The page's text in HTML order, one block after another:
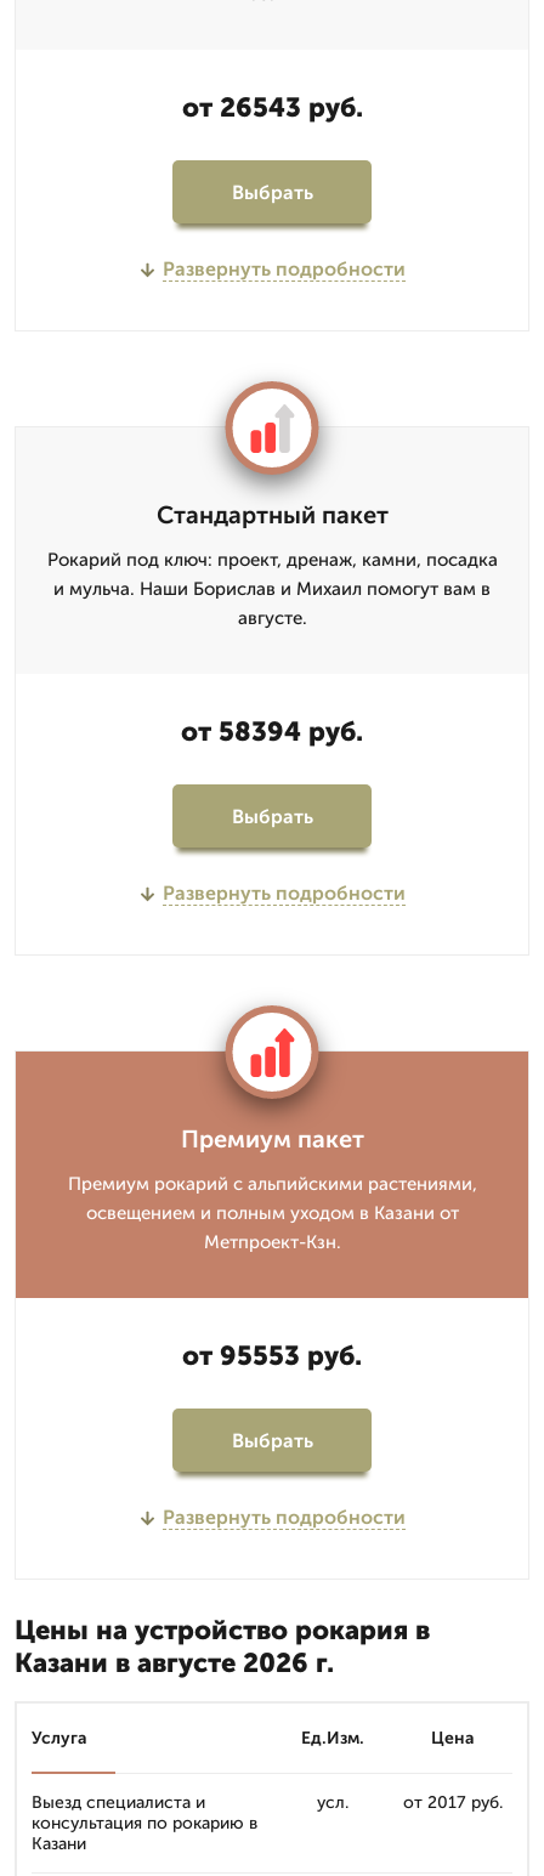
от 26543 руб.
Выбрать
Развернуть подробности
Стандартный пакет
Рокарий под ключ: проект, дренаж, камни, посадка
и мульча. Наши Борислав и Михаил помогут вам в
августе.
от 58394 руб.
Выбрать
Развернуть подробности
Премиум пакет
Премиум рокарий с альпийскими растениями,
освещением и полным уходом в Казани от
Метпроект-Кзн.
от 95553 руб.
Выбрать
Развернуть подробности
Цены на устройство рокария в
Казани в августе 2026 г.
Услуга Ед.Изм. Цена
Выезд специалиста и
консультация по рокарию в
Казани
усл. от 2017 руб.